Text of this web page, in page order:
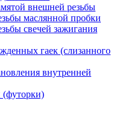
внешней резьбы
маслянной пробки
свечей зажигания
гаек (слизанного
внутренней
(футорки)